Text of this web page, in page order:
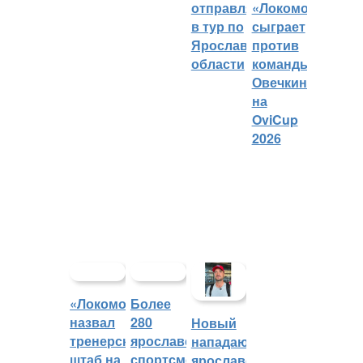
отправляется
в тур по
Ярославской
области
«Локомотива»
сыграет
против
команды
Овечкина
на
OviCup
2026
«Локомотив»
назвал
тренерский
Более
280
ярославских
Новый
нападающий